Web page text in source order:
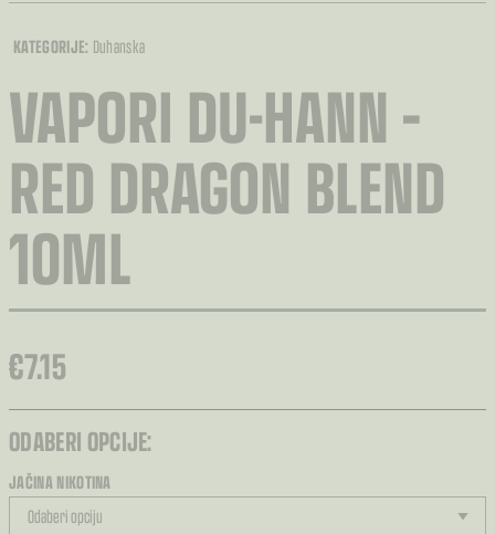
KATEGORIJE: Duhanska
VAPORI DU-HANN –
RED DRAGON BLEND
10ML
€7.15
ODABERI OPCIJE:
JAČINA NIKOTINA